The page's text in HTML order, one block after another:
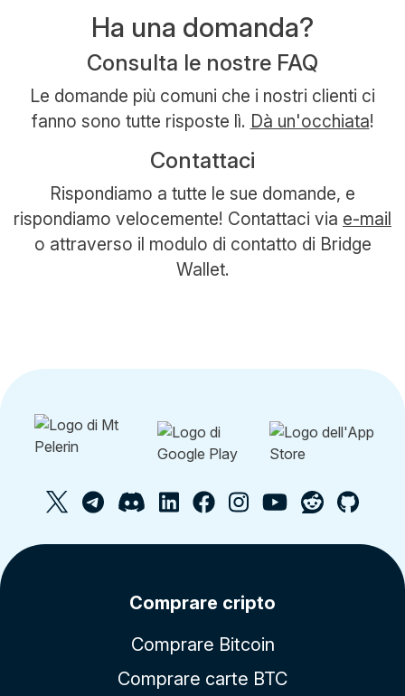
Ha una domanda?
Consulta le nostre FAQ
Le domande più comuni che i nostri clienti ci
fanno sono tutte risposte lì. Dà un'occhiata!
Contattaci
Rispondiamo a tutte le sue domande, e
rispondiamo velocemente! Contattaci via e-mail
o attraverso il modulo di contatto di Bridge
Wallet.
Comprare cripto
Comprare Bitcoin
Comprare carte BTC